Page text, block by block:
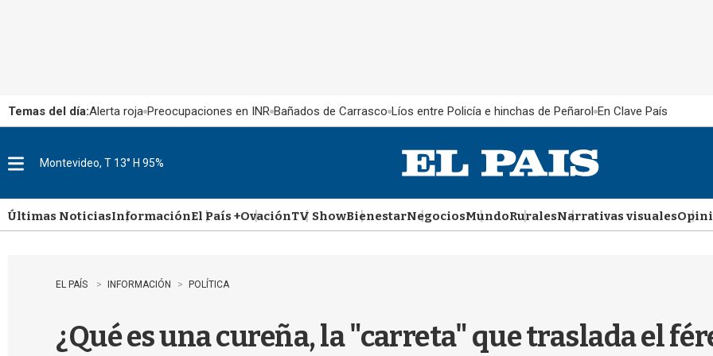
Temas del día:Alerta roja Preocupaciones en INR Bañados de Carrasco Líos entre Policía e hinchas de Peñarol En Clave País
u
Montevideo, T 13° H 95%
Últimas NoticiasInformaciónEl País +OvaciónTV ShowBienestarNegociosMundoRuralesNarrativas visuales
EL PAÍS INFORMACIÓN POLÍTICA
¿Qué es una cureña, la "carreta" que traslada el